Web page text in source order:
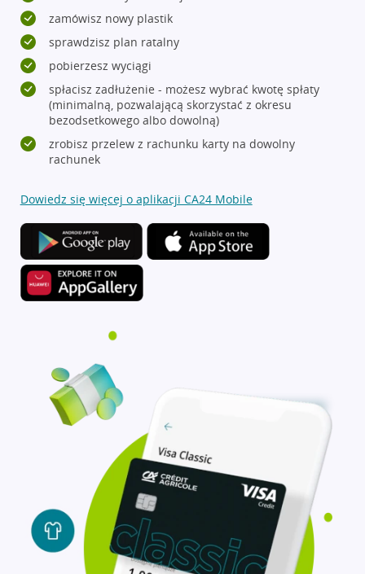
zamówisz nowy plastik
sprawdzisz plan ratalny
pobierzesz wyciągi
spłacisz zadłużenie - możesz wybrać kwotę spłaty
(minimalną, pozwalającą skorzystać z okresu
bezodsetkowego albo dowolną)
zrobisz przelew z rachunku karty na dowolny
rachunek
Dowiedz się więcej o aplikacji CA24 Mobile